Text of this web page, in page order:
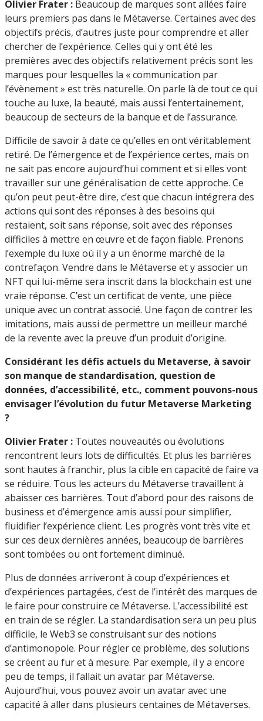
Olivier Frater : Beaucoup de marques sont allées faire
leurs premiers pas dans le Métaverse. Certaines avec des
objectifs précis, d’autres juste pour comprendre et aller
chercher de l’expérience. Celles qui y ont été les
premières avec des objectifs relativement précis sont les
marques pour lesquelles la « communication par
l’évènement » est très naturelle. On parle là de tout ce qui
touche au luxe, la beauté, mais aussi l’entertainement,
beaucoup de secteurs de la banque et de l’assurance.
Difficile de savoir à date ce qu’elles en ont véritablement
retiré. De l’émergence et de l’expérience certes, mais on
ne sait pas encore aujourd’hui comment et si elles vont
travailler sur une généralisation de cette approche. Ce
qu’on peut peut-être dire, c’est que chacun intégrera des
actions qui sont des réponses à des besoins qui
restaient, soit sans réponse, soit avec des réponses
difficiles à mettre en œuvre et de façon fiable. Prenons
l’exemple du luxe où il y a un énorme marché de la
contrefaçon. Vendre dans le Métaverse et y associer un
NFT qui lui-même sera inscrit dans la blockchain est une
vraie réponse. C’est un certificat de vente, une pièce
unique avec un contrat associé. Une façon de contrer les
imitations, mais aussi de permettre un meilleur marché
de la revente avec la preuve d’un produit d’origine.
Considérant les défis actuels du Metaverse, à savoir
son manque de standardisation, question de
données, d’accessibilité, etc., comment pouvons-nous
envisager l’évolution du futur Metaverse Marketing
?
Olivier Frater : Toutes nouveautés ou évolutions
rencontrent leurs lots de difficultés. Et plus les barrières
sont hautes à franchir, plus la cible en capacité de faire va
se réduire. Tous les acteurs du Métaverse travaillent à
abaisser ces barrières. Tout d’abord pour des raisons de
business et d’émergence amis aussi pour simplifier,
fluidifier l’expérience client. Les progrès vont très vite et
sur ces deux dernières années, beaucoup de barrières
sont tombées ou ont fortement diminué.
Plus de données arriveront à coup d’expériences et
d’expériences partagées, c’est de l’intérêt des marques de
le faire pour construire ce Métaverse. L’accessibilité est
en train de se régler. La standardisation sera un peu plus
difficile, le Web3 se construisant sur des notions
d’antimonopole. Pour régler ce problème, des solutions
se créent au fur et à mesure. Par exemple, il y a encore
peu de temps, il fallait un avatar par Métaverse.
Aujourd’hui, vous pouvez avoir un avatar avec une
capacité à aller dans plusieurs centaines de Métaverses.